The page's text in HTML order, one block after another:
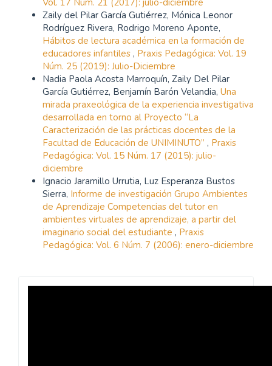
Zaily del Pilar García Gutiérrez, Mónica Leonor
Rodríguez Rivera, Rodrigo Moreno Aponte,
Hábitos de lectura académica en la formación de
educadores infantiles , Praxis Pedagógica: Vol. 19
Núm. 25 (2019): Julio-Diciembre
Nadia Paola Acosta Marroquín, Zaily Del Pilar
García Gutiérrez, Benjamín Barón Velandia, Una
mirada praxeológica de la experiencia investigativa
desarrollada en torno al Proyecto “La
Caracterización de las prácticas docentes de la
Facultad de Educación de UNIMINUTO” , Praxis
Pedagógica: Vol. 15 Núm. 17 (2015): julio-
diciembre
Ignacio Jaramillo Urrutia, Luz Esperanza Bustos
Sierra, Informe de investigación Grupo Ambientes
de Aprendizaje Competencias del tutor en
ambientes virtuales de aprendizaje, a partir del
imaginario social del estudiante , Praxis
Pedagógica: Vol. 6 Núm. 7 (2006): enero-diciembre
Revista